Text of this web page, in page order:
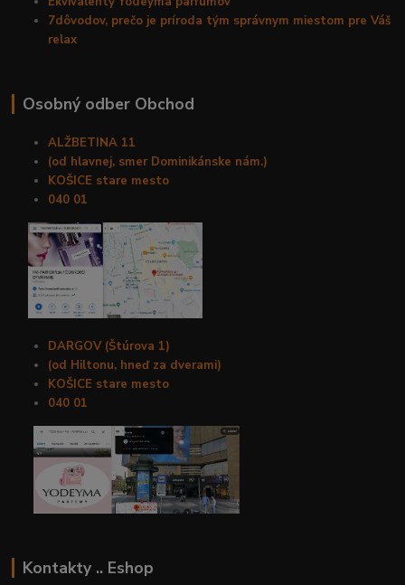
7dôvodov, prečo je príroda tým správnym miestom pre Váš
relax
Osobný odber Obchod
ALŽBETINA 11
(od hlavnej, smer Dominikánske nám.)
KOŠICE stare mesto
040 01
DARGOV (Štúrova 1)
(od Hiltonu, hneď za dverami)
KOŠICE stare mesto
040 01
Kontakty .. Eshop